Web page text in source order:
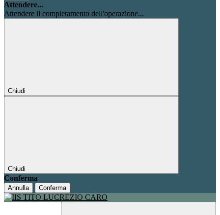
Attendere...
Attendere il completamento dell'operazione...
Chiudi
Chiudi
Conferma
Annulla Conferma